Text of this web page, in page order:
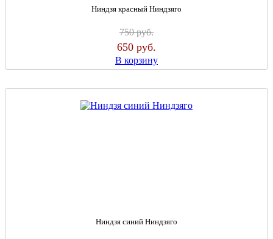
Ниндзя красный Ниндзяго
750руб.
650 руб.
В корзину
Ниндзя синий Ниндзяго